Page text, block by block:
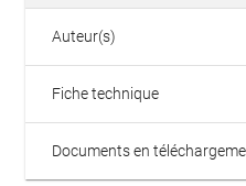
Auteur(s)
Fiche technique
Documents en